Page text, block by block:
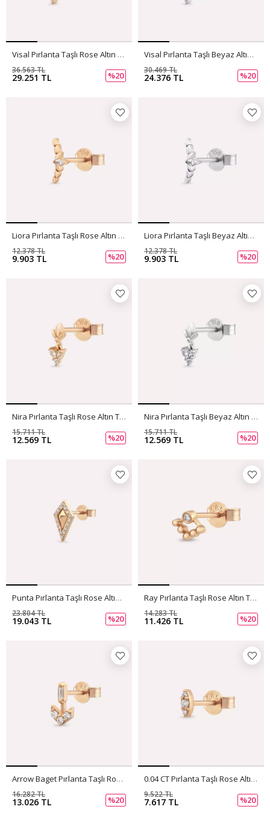
Visal Pırlanta Taşlı Rose Altın Tek Küpe
29.251 TL
36.563 TL
%20
Visal Pırlanta Taşlı Beyaz Altın Tek Küpe
24.376 TL
30.469 TL
%20
Liora Pırlanta Taşlı Rose Altın Tek Küpe
9.903 TL
12.378 TL
%20
Liora Pırlanta Taşlı Beyaz Altın Tek Küpe
9.903 TL
12.378 TL
%20
Nira Pırlanta Taşlı Rose Altın Tek Küpe
12.569 TL
15.711 TL
%20
Nira Pırlanta Taşlı Beyaz Altın Tek Küpe
12.569 TL
15.711 TL
%20
Punta Pırlanta Taşlı Rose Altın Tek Küpe
19.043 TL
23.804 TL
%20
Ray Pırlanta Taşlı Rose Altın Tek Küpe
11.426 TL
14.283 TL
%20
Arrow Baget Pırlanta Taşlı Rose Altın Tek Küpe
13.026 TL
16.282 TL
%20
0.04 CT Pırlanta Taşlı Rose Altın Tek Küpe
7.617 TL
9.522 TL
%20